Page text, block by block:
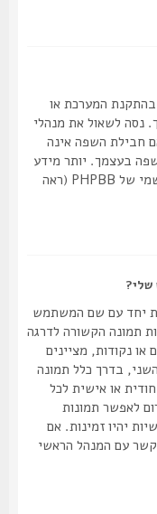
המערכת או
לשאול את מנהלי
השפה אינה
יותר מידע
אודות תירגום שפה תוכל למצוא באתר הרישמי של PHPBB (ראה
עם שם המשתמש
הקשורה לדרגה
מציינים
בדרך כלל תמונה
או אישית לכל
תמונות
זמינות. אם
עם המנהל הראשי